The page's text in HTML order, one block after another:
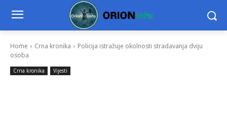
Home Crna kronika
Policija istražuje okolnosti stradavanja dviju
osoba
Crna kronika Vijesti